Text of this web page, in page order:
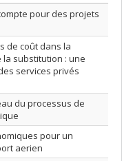
pour des projets
de coût dans la
substitution : une
services privés
du processus de
pour un
aerien